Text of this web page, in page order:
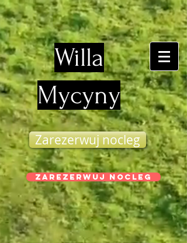
Willa
Mycyny
Zarezerwuj nocleg
Zarezerwuj nocleg